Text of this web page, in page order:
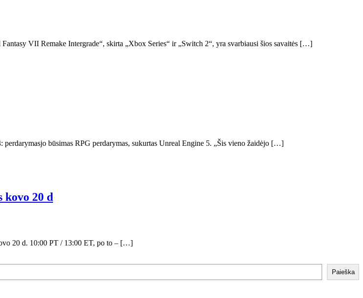
VII Remake Intergrade“, skirta „Xbox Series“ ir „Switch 2“, yra svarbiausi šios savaitės […]
būsimas RPG perdarymas, sukurtas Unreal Engine 5. „Šis vieno žaidėjo […]
kovo 20 d
20 d. 10:00 PT / 13:00 ET, po to – […]
Paieška